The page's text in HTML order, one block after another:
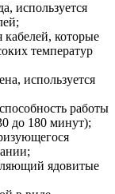
используется
кабелей, которые
температур
используется
работы
до 180 минут);
ядовитые